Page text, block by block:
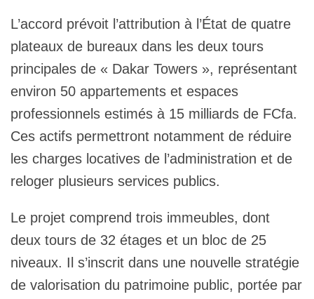
L’accord prévoit l’attribution à l’État de quatre
plateaux de bureaux dans les deux tours
principales de « Dakar Towers », représentant
environ 50 appartements et espaces
professionnels estimés à 15 milliards de FCfa.
Ces actifs permettront notamment de réduire
les charges locatives de l’administration et de
reloger plusieurs services publics.
Le projet comprend trois immeubles, dont
deux tours de 32 étages et un bloc de 25
niveaux. Il s’inscrit dans une nouvelle stratégie
de valorisation du patrimoine public, portée par